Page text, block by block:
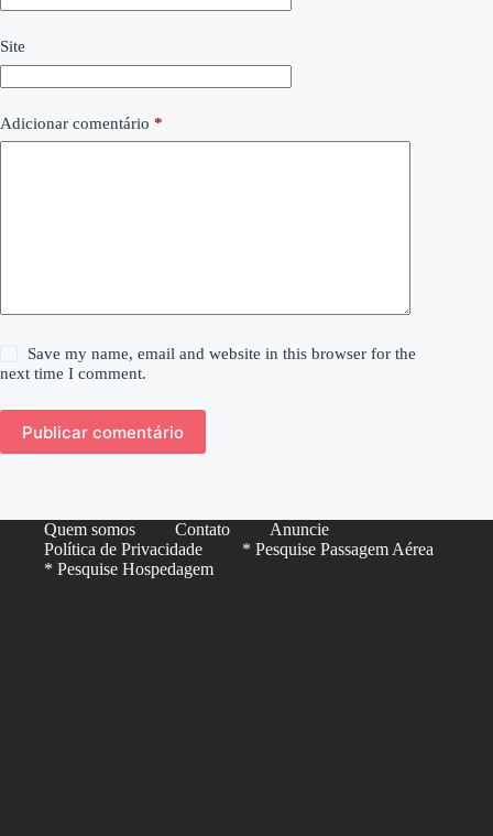
Site
Adicionar comentário *
Save my name, email and website in this browser for the
next time I comment.
Publicar comentário
Quem somos Contato
Anuncie
Política de Privacidade
* Pesquise Passagem Aérea
* Pesquise Hospedagem